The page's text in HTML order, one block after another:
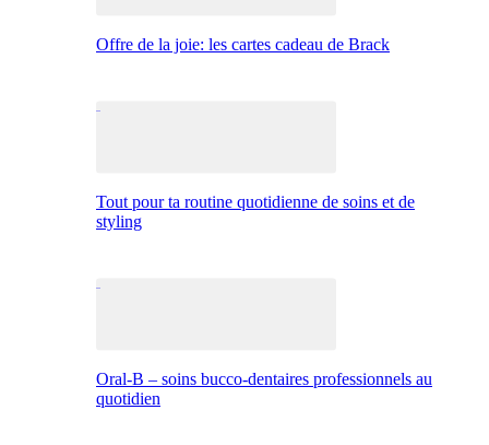
Offre de la joie: les cartes cadeau de Brack
Tout pour ta routine quotidienne de soins et de
styling
Oral-B – soins bucco-dentaires professionnels au
quotidien